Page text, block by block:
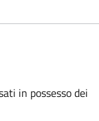
in possesso dei